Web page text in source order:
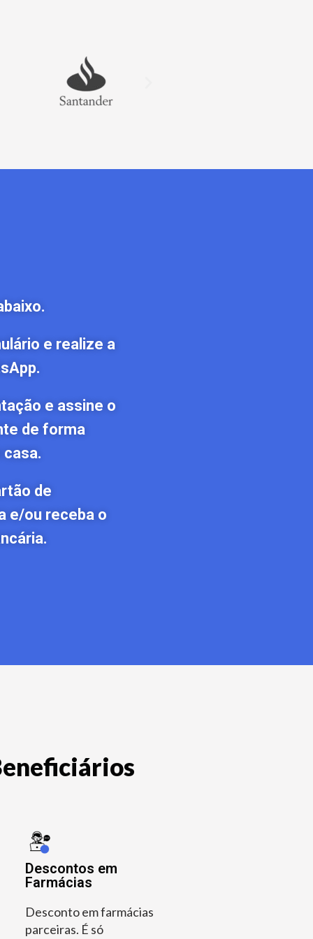
e realize a
e assine o
de forma
de
e/ou receba o
Descontos em
Farmácias
Desconto em farmácias
parceiras. É só